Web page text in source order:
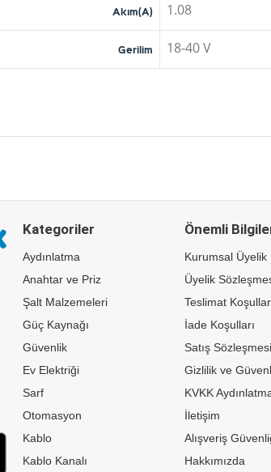
Akım(A) 1.08
Gerilim 18-40 V
Kategoriler
Aydınlatma
Anahtar ve Priz
Şalt Malzemeleri
Güç Kaynağı
Güvenlik
Ev Elektriği
Sarf
Otomasyon
Kablo
Kablo Kanalı
Önemli
Kurumsal Üyelik
Üyelik
Teslimat
İade Koşulları
Satış Sözleşmesi
Gizlilik ve
KVKK
İletişim
Alışveriş
Hakkımızda